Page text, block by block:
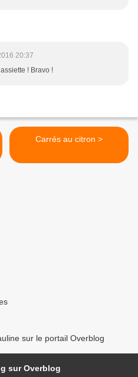
20:37
! Bravo !
Carrés au citron >
sur le portail Overblog
sur Overblog